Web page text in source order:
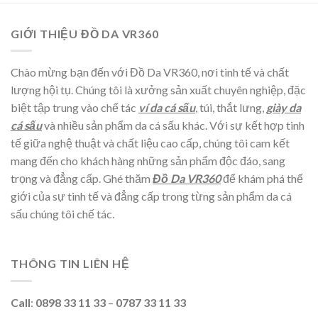
GIỚI THIỆU ĐỒ DA VR360
Chào mừng bạn đến với Đồ Da VR360, nơi tinh tế và chất
lượng hội tụ. Chúng tôi là xưởng sản xuất chuyên nghiệp, đặc
biệt tập trung vào chế tác ví da cá sấu, túi, thắt lưng, giày da
cá sấuvà nhiều sản phẩm da cá sấu khác. Với sự kết hợp tinh
tế giữa nghệ thuật và chất liệu cao cấp, chúng tôi cam kết
mang đến cho khách hàng những sản phẩm độc đáo, sang
trọng và đẳng cấp. Ghé thăm Đồ Da VR360để khám phá thế
giới của sự tinh tế và đẳng cấp trong từng sản phẩm da cá
sấu chúng tôi chế tác.
THÔNG TIN LIÊN HỆ
Call: 0898 33 11 33 – 0787 33 11 33